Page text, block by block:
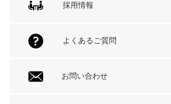
採用情報
よくあるご質問
お問い合わせ